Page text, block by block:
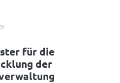
für die
der